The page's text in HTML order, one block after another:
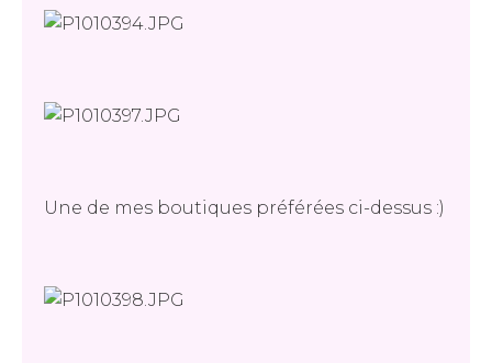
Une de mes boutiques préférées ci-dessus :)